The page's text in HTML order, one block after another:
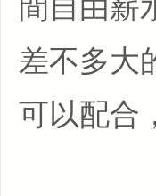
間自由薪
差不多大
可以配合